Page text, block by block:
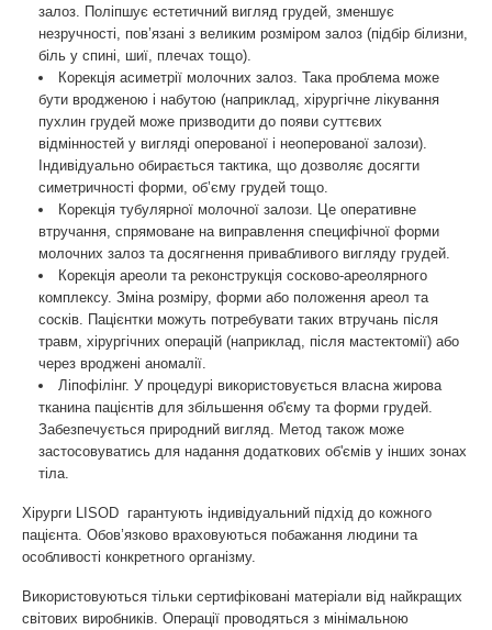
залоз. Поліпшує естетичний вигляд грудей, зменшує
незручності, пов’язані з великим розміром залоз (підбір білизни,
біль у спині, шиї, плечах тощо).
Корекція асиметрії молочних залоз. Така проблема може
бути вродженою і набутою (наприклад, хірургічне лікування
пухлин грудей може призводити до появи суттєвих
відмінностей у вигляді оперованої і неоперованої залози).
Індивідуально обирається тактика, що дозволяє досягти
симетричності форми, об’єму грудей тощо.
Корекція тубулярної молочної залози. Це оперативне
втручання, спрямоване на виправлення специфічної форми
молочних залоз та досягнення привабливого вигляду грудей.
Корекція ареоли та реконструкція сосково-ареолярного
комплексу. Зміна розміру, форми або положення ареол та
сосків. Пацієнтки можуть потребувати таких втручань після
травм, хірургічних операцій (наприклад, після мастектомії) або
через вроджені аномалії.
Ліпофілінг. У процедурі використовується власна жирова
тканина пацієнтів для збільшення об'єму та форми грудей.
Забезпечується природний вигляд. Метод також може
застосовуватись для надання додаткових об'ємів у інших зонах
тіла.
Хірурги LISOD гарантують індивідуальний підхід до кожного
пацієнта. Обов’язково враховуються побажання людини та
особливості конкретного організму.
Використовуються тільки сертифіковані матеріали від найкращих
світових виробників. Операції проводяться з мінімальною